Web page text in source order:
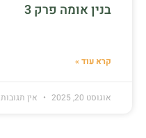
בנין אומה פרק 3
קרא עוד »
אוגוסט 20, 2025 אין תגובות